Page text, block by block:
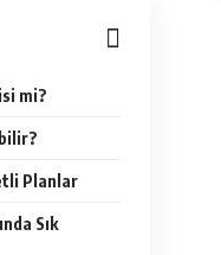
mi?
Planlar
Sık